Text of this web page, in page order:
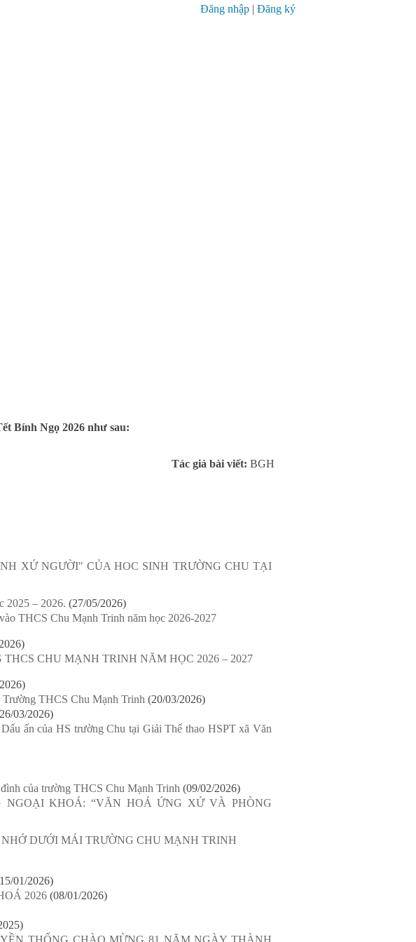
Đăng nhập | Đăng ký
Bính Ngọ 2026 như sau:
Tác giả bài viết: BGH
XỨ NGƯỜI" CỦA HOC SINH TRƯỜNG CHU TẠI
2025 – 2026. (27/05/2026)
THCS Chu Mạnh Trinh năm học 2026-2027
CHU MẠNH TRINH NĂM HỌC 2026 – 2027
Trường THCS Chu Mạnh Trinh (20/03/2026)
03/2026)
ấn của HS trường Chu tại Giải Thể thao HSPT xã Văn
của trường THCS Chu Mạnh Trinh (09/02/2026)
KHOÁ: “VĂN HOÁ ỨNG XỬ VÀ PHÒNG
DƯỚI MÁI TRƯỜNG CHU MẠNH TRINH
01/2026)
2026 (08/01/2026)
THỐNG CHÀO MỪNG 81 NĂM NGÀY THÀNH